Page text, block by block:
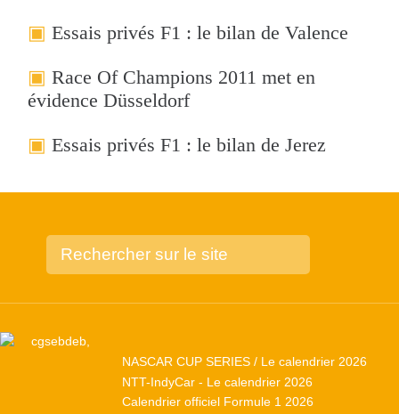
Essais privés F1 : le bilan de Valence
Race Of Champions 2011 met en
évidence Düsseldorf
Essais privés F1 : le bilan de Jerez
NASCAR CUP SERIES / Le calendrier 2026
NTT-IndyCar - Le calendrier 2026
Calendrier officiel Formule 1 2026